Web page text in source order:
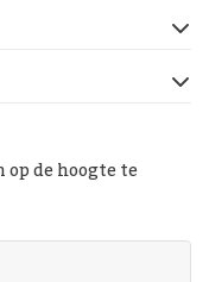
de hoogte te